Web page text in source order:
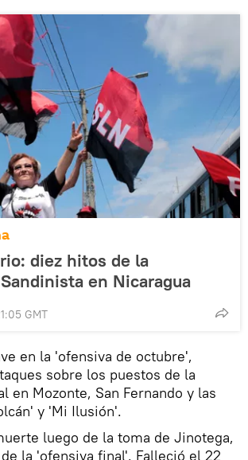
diez hitos de la
en Nicaragua
GMT
en la 'ofensiva de octubre',
sobre los puestos de la
en Mozonte, San Fernando y las
y 'Mi Ilusión'.
luego de la toma de Jinotega,
la 'ofensiva final'. Falleció el 22